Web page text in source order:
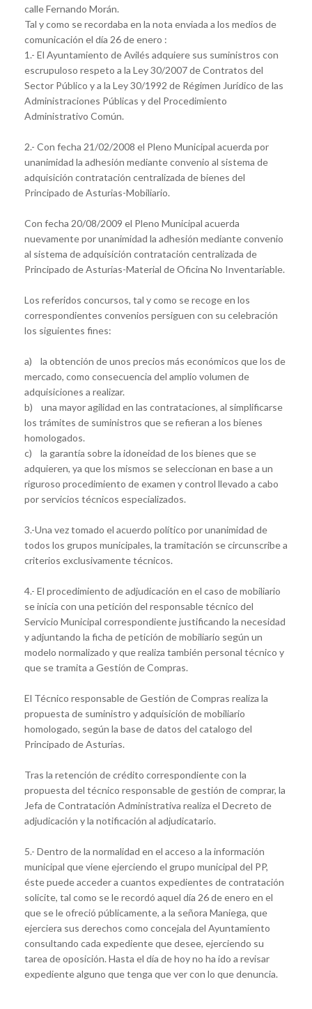
calle Fernando Morán.
Tal y como se recordaba en la nota enviada a los medios de
comunicación el día 26 de enero :
1.- El Ayuntamiento de Avilés adquiere sus suministros con
escrupuloso respeto a la Ley 30/2007 de Contratos del
Sector Público y a la Ley 30/1992 de Régimen Jurídico de las
Administraciones Públicas y del Procedimiento
Administrativo Común.
2.- Con fecha 21/02/2008 el Pleno Municipal acuerda por
unanimidad la adhesión mediante convenio al sistema de
adquisición contratación centralizada de bienes del
Principado de Asturias-Mobiliario.
Con fecha 20/08/2009 el Pleno Municipal acuerda
nuevamente por unanimidad la adhesión mediante convenio
al sistema de adquisición contratación centralizada de
Principado de Asturias-Material de Oficina No Inventariable.
Los referidos concursos, tal y como se recoge en los
correspondientes convenios persiguen con su celebración
los siguientes fines:
a) la obtención de unos precios más económicos que los de
mercado, como consecuencia del amplio volumen de
adquisiciones a realizar.
b) una mayor agilidad en las contrataciones, al simplificarse
los trámites de suministros que se refieran a los bienes
homologados.
c) la garantía sobre la idoneidad de los bienes que se
adquieren, ya que los mismos se seleccionan en base a un
riguroso procedimiento de examen y control llevado a cabo
por servicios técnicos especializados.
3.-Una vez tomado el acuerdo político por unanimidad de
todos los grupos municipales, la tramitación se circunscribe a
criterios exclusivamente técnicos.
4.- El procedimiento de adjudicación en el caso de mobiliario
se inicia con una petición del responsable técnico del
Servicio Municipal correspondiente justificando la necesidad
y adjuntando la ficha de petición de mobiliario según un
modelo normalizado y que realiza también personal técnico y
que se tramita a Gestión de Compras.
El Técnico responsable de Gestión de Compras realiza la
propuesta de suministro y adquisición de mobiliario
homologado, según la base de datos del catalogo del
Principado de Asturias.
Tras la retención de crédito correspondiente con la
propuesta del técnico responsable de gestión de comprar, la
Jefa de Contratación Administrativa realiza el Decreto de
adjudicación y la notificación al adjudicatario.
5.- Dentro de la normalidad en el acceso a la información
municipal que viene ejerciendo el grupo municipal del PP,
éste puede acceder a cuantos expedientes de contratación
solicite, tal como se le recordó aquel día 26 de enero en el
que se le ofreció públicamente, a la señora Maniega, que
ejerciera sus derechos como concejala del Ayuntamiento
consultando cada expediente que desee, ejerciendo su
tarea de oposición. Hasta el día de hoy no ha ido a revisar
expediente alguno que tenga que ver con lo que denuncia.